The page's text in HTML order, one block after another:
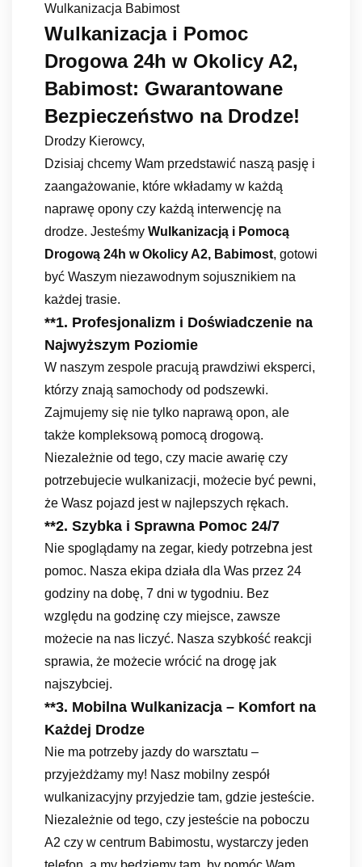
Wulkanizacja Babimost
Wulkanizacja i Pomoc
Drogowa 24h w Okolicy A2,
Babimost: Gwarantowane
Bezpieczeństwo na Drodze!
Drodzy Kierowcy,
Dzisiaj chcemy Wam przedstawić naszą pasję i
zaangażowanie, które wkładamy w każdą
naprawę opony czy każdą interwencję na
drodze. Jesteśmy Wulkanizacją i Pomocą
Drogową 24h w Okolicy A2, Babimost, gotowi
być Waszym niezawodnym sojusznikiem na
każdej trasie.
**1. Profesjonalizm i Doświadczenie na
Najwyższym Poziomie
W naszym zespole pracują prawdziwi eksperci,
którzy znają samochody od podszewki.
Zajmujemy się nie tylko naprawą opon, ale
także kompleksową pomocą drogową.
Niezależnie od tego, czy macie awarię czy
potrzebujecie wulkanizacji, możecie być pewni,
że Wasz pojazd jest w najlepszych rękach.
**2. Szybka i Sprawna Pomoc 24/7
Nie spoglądamy na zegar, kiedy potrzebna jest
pomoc. Nasza ekipa działa dla Was przez 24
godziny na dobę, 7 dni w tygodniu. Bez
względu na godzinę czy miejsce, zawsze
możecie na nas liczyć. Nasza szybkość reakcji
sprawia, że możecie wrócić na drogę jak
najszybciej.
**3. Mobilna Wulkanizacja – Komfort na
Każdej Drodze
Nie ma potrzeby jazdy do warsztatu –
przyjeżdżamy my! Nasz mobilny zespół
wulkanizacyjny przyjedzie tam, gdzie jesteście.
Niezależnie od tego, czy jesteście na poboczu
A2 czy w centrum Babimostu, wystarczy jeden